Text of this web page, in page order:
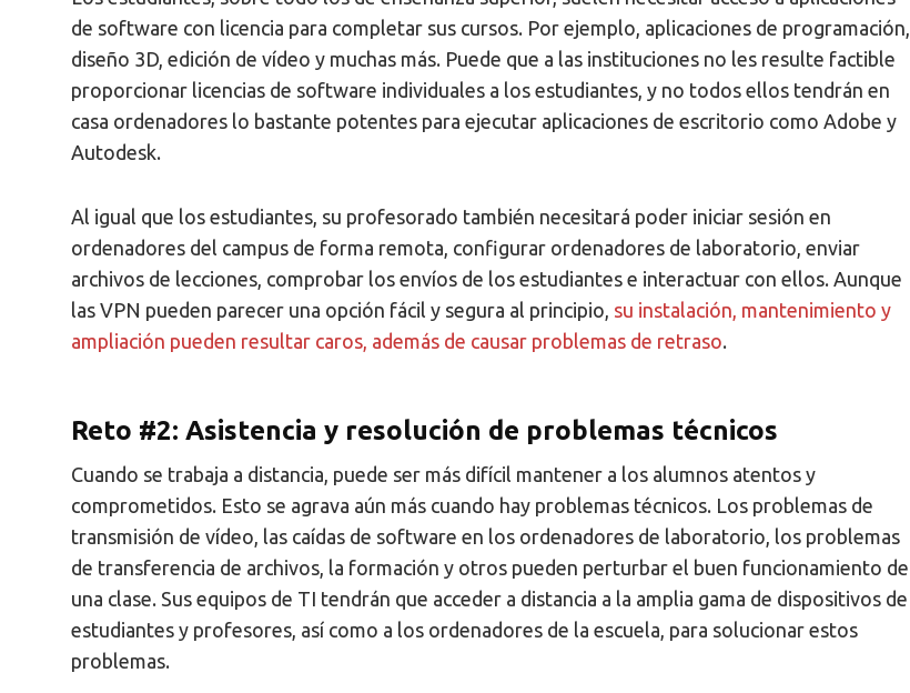
de software con licencia para completar sus cursos. Por ejemplo, aplicaciones de programación,
diseño 3D, edición de vídeo y muchas más. Puede que a las instituciones no les resulte factible
proporcionar licencias de software individuales a los estudiantes, y no todos ellos tendrán en
casa ordenadores lo bastante potentes para ejecutar aplicaciones de escritorio como Adobe y
Autodesk.
Al igual que los estudiantes, su profesorado también necesitará poder iniciar sesión en
ordenadores del campus de forma remota, configurar ordenadores de laboratorio, enviar
archivos de lecciones, comprobar los envíos de los estudiantes e interactuar con ellos. Aunque
las VPN pueden parecer una opción fácil y segura al principio, su instalación, mantenimiento y
ampliación pueden resultar caros, además de causar problemas de retraso.
Reto #2: Asistencia y resolución de problemas técnicos
Cuando se trabaja a distancia, puede ser más difícil mantener a los alumnos atentos y
comprometidos. Esto se agrava aún más cuando hay problemas técnicos. Los problemas de
transmisión de vídeo, las caídas de software en los ordenadores de laboratorio, los problemas
de transferencia de archivos, la formación y otros pueden perturbar el buen funcionamiento de
una clase. Sus equipos de TI tendrán que acceder a distancia a la amplia gama de dispositivos de
estudiantes y profesores, así como a los ordenadores de la escuela, para solucionar estos
problemas.